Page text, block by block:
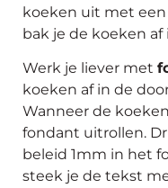
koeken uit met
bak je de koeken af
Werk je liever met
koeken af in de
Wanneer de
fondant uitrollen.
beleid 1mm in het
steek je de tekst